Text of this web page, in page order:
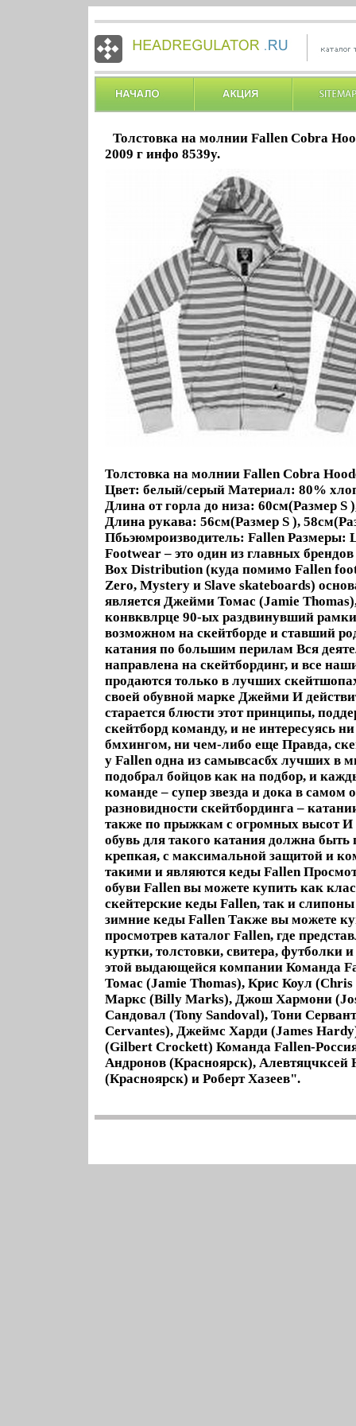
Толстовка на молнии Fallen Cobra
2009 г инфо 8539y.
Толстовка на молнии Fallen Cobra
Цвет: белый/серый Материал: 80%
Длина от горла до низа: 60см(Размер S
Длина рукава: 56см(Размер S ),
Пбьэюмроизводитель: Fallen Размеры:
Footwear – это один из главных
Box Distribution (куда помимо Fallen
Zero, Mystery и Slave skateboards)
является Джейми Томас (Jamie
конвквлрце 90-ых раздвинувший
возможном на скейтборде и ставший
катания по большим перилам Вся
направлена на скейтбординг, и все
продаются только в лучших
своей обувной марке Джейми И
старается блюсти этот принципы,
скейтборд команду, и не интересуясь
бмхингом, ни чем-либо еще Правда,
у Fallen одна из самывсасбх лучших в
подобрал бойцов как на подбор, и
команде – супер звезда и дока в самом
разновидности скейтбординга –
также по прыжкам с огромных высот И
обувь для такого катания должна
крепкая, с максимальной защитой и
такими и являются кеды Fallen
обуви Fallen вы можете купить как
скейтерские кеды Fallen, так и
зимние кеды Fallen Также вы можете
просмотрев каталог Fallen, где
куртки, толстовки, свитера, футболки
этой выдающейся компании Команда
Томас (Jamie Thomas), Крис Коул
Маркс (Billy Marks), Джош Хармони
Сандовал (Tony Sandoval), Тони
Cervantes), Джеймс Харди (James
(Gilbert Crockett) Команда Fallen-
Андронов (Красноярск),
(Красноярск) и Роберт Хазеев".